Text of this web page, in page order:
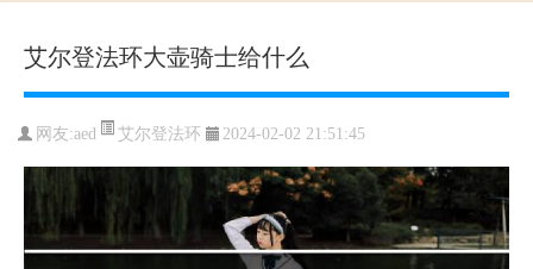
艾尔登法环大壶骑士给什么
网友:aed 艾尔登法环 2024-02-02 21:51:45